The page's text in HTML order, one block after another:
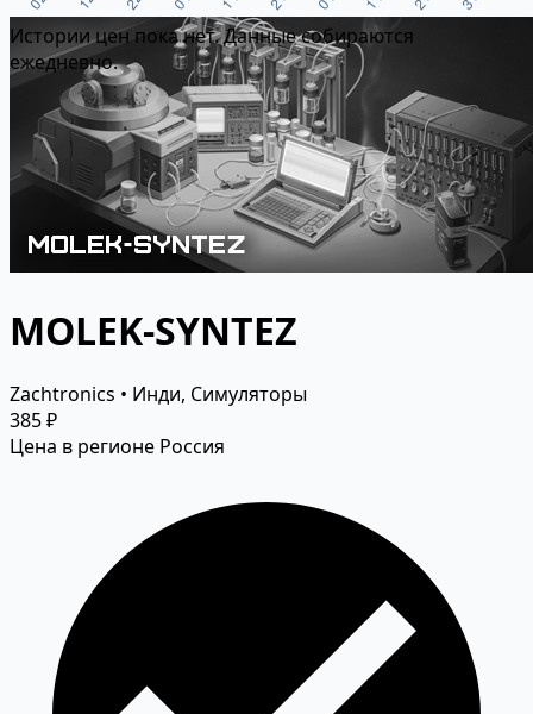
Истории цен пока нет. Данные собираются
ежедневно.
MOLEK-SYNTEZ
Zachtronics • Инди, Симуляторы
385 ₽
Цена в регионе Россия